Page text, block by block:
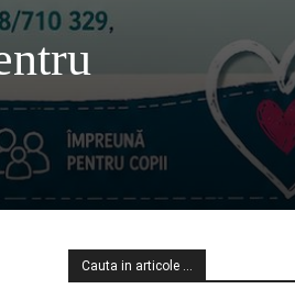
Cauta in articole …